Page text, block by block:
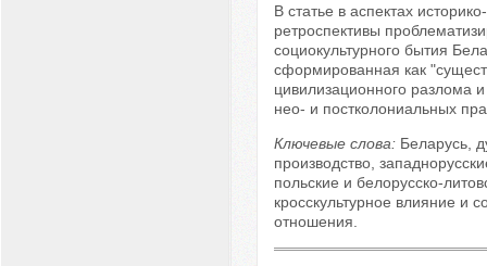
В статье в аспектах
ретроспективы
социокультурного бытия
сформированная как
цивилизационного разлома
нео- и постколониальных
Ключевые слова:Беларусь,
производство,
польские и белорусско-
кросскультурное влияние и
отношения.